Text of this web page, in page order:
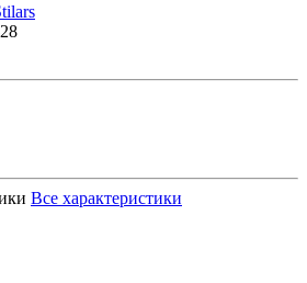
Все характеристики